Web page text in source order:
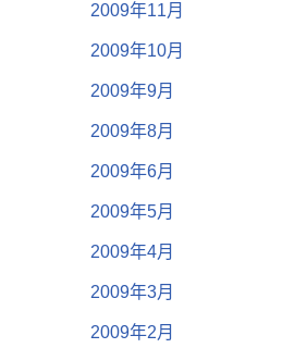
2009年11月
2009年10月
2009年9月
2009年8月
2009年6月
2009年5月
2009年4月
2009年3月
2009年2月